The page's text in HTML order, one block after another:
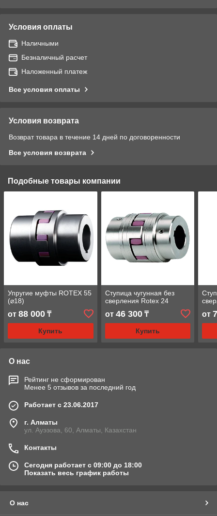
Условия оплаты
Наличными
Безналичный расчет
Наложенный платеж
Все условия оплаты
Условия возврата
Возврат товара в течение 14 дней по договоренности
Все условия возврата
Подобные товары компании
Упругие муфты ROTEX 55
(⌀18)
от 88 000 ₸
Купить
Ступица чугунная без
сверления Rotex 24
от 46 300₸
Купить
от
О нас
Рейтинг не сформирован
Менее 5 отзывов за последний год
Работает с 23.06.2017
г. Алматы
ул. Ауэзова, 60, Алматы, Казахстан
Контакты
Сегодня работает с 09:00 до 18:00
Показать весь график работы
О нас